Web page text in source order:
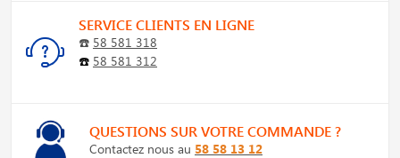
SERVICE CLIENTS EN LIGNE
☎️ 58 581 318
☎️ 58 581 312
QUESTIONS SUR VOTRE COMMANDE ?
Contactez nous au 58 58 13 12